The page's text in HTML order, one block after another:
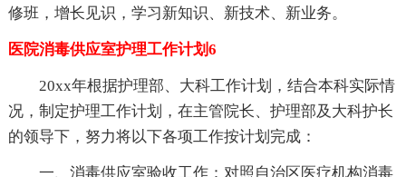
修班，增长见识，学习新知识、新技术、新业务。
医院消毒供应室护理工作计划6
20xx年根据护理部、大科工作计划，结合本科实际情
况，制定护理工作计划，在主管院长、护理部及大科护长
的领导下，努力将以下各项工作按计划完成：
一、消毒供应室验收工作：对照自治区医疗机构消毒